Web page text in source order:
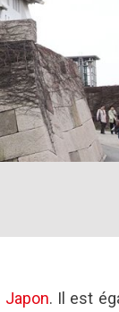
Japon. Il est